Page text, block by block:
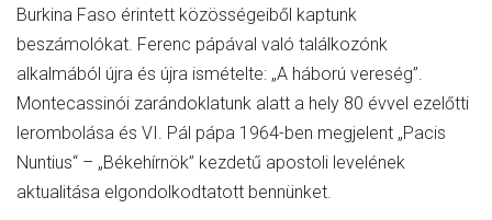
Burkina Faso érintett közösségeiből kaptunk
beszámolókat. Ferenc pápával való találkozónk
alkalmából újra és újra ismételte: „A háború vereség”.
Montecassinói zarándoklatunk alatt a hely 80 évvel ezelőtti
lerombolása és VI. Pál pápa 1964-ben megjelent „Pacis
Nuntius“ – „Békehírnök” kezdetű apostoli levelének
aktualitása elgondolkodtatott bennünket.